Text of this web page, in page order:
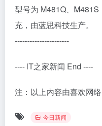
型号为 M481Q、
充，由蓝思科技生产。
----------------------
---- IT之家新闻 End ----
注：以上内容由喜欢网络
今日新闻